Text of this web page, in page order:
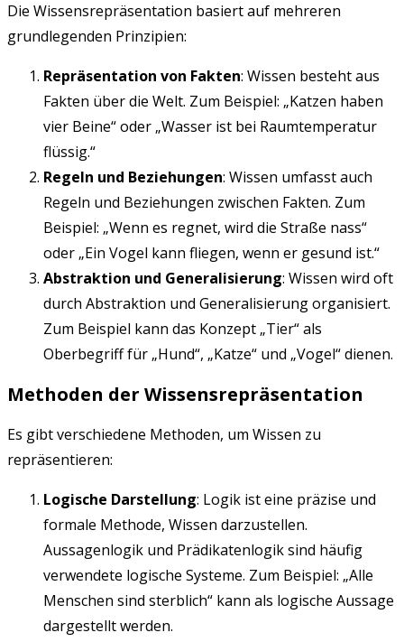
Die Wissensrepräsentation basiert auf mehreren
grundlegenden Prinzipien:
Repräsentation von Fakten: Wissen besteht aus
Fakten über die Welt. Zum Beispiel: „Katzen haben
vier Beine“ oder „Wasser ist bei Raumtemperatur
flüssig.“
Regeln und Beziehungen: Wissen umfasst auch
Regeln und Beziehungen zwischen Fakten. Zum
Beispiel: „Wenn es regnet, wird die Straße nass“
oder „Ein Vogel kann fliegen, wenn er gesund ist.“
Abstraktion und Generalisierung: Wissen wird oft
durch Abstraktion und Generalisierung organisiert.
Zum Beispiel kann das Konzept „Tier“ als
Oberbegriff für „Hund“, „Katze“ und „Vogel“ dienen.
Methoden der Wissensrepräsentation
Es gibt verschiedene Methoden, um Wissen zu
repräsentieren:
Logische Darstellung: Logik ist eine präzise und
formale Methode, Wissen darzustellen.
Aussagenlogik und Prädikatenlogik sind häufig
verwendete logische Systeme. Zum Beispiel: „Alle
Menschen sind sterblich“ kann als logische Aussage
dargestellt werden.